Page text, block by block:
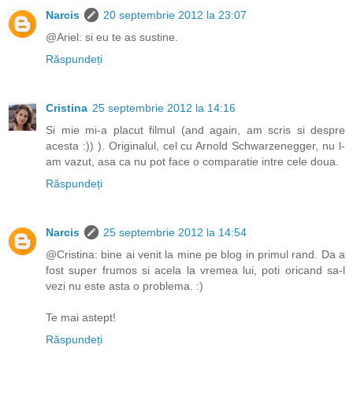
Narcis
20 septembrie 2012 la 23:07
@Ariel: si eu te as sustine.
Răspundeți
Cristina 25 septembrie 2012 la 14:16
Si mie mi-a placut filmul (and again, am scris si despre
acesta :)) ). Originalul, cel cu Arnold Schwarzenegger, nu l-
am vazut, asa ca nu pot face o comparatie intre cele doua.
Răspundeți
Narcis
25 septembrie 2012 la 14:54
@Cristina: bine ai venit la mine pe blog in primul rand. Da a
fost super frumos si acela la vremea lui, poti oricand sa-l
vezi nu este asta o problema. :)
Te mai astept!
Răspundeți